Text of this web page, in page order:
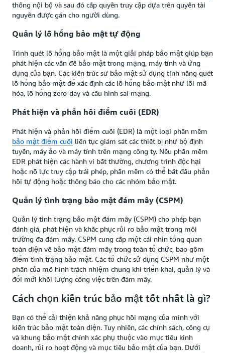
thống nội bộ và sau đó cấp quyền truy cập dựa trên quyền tài
nguyên được gán cho người dùng.
Quản lý lỗ hổng bảo mật tự động
Trình quét lỗ hổng bảo mật là một giải pháp bảo mật giúp bạn
phát hiện các vấn đề bảo mật trong mạng, máy tính và ứng
dụng của bạn. Các kiến trúc sư bảo mật sử dụng tính năng quét
lỗ hổng bảo mật để xác định các lỗ hổng bảo mật như lỗi mã
hóa, lỗ hổng zero-day và cấu hình sai mạng.
Phát hiện và phản hồi điểm cuối (EDR)
Phát hiện và phản hồi điểm cuối (EDR) là một loại phần mềm
bảo mật điểm cuối liên tục giám sát các thiết bị như bộ định
tuyến, máy ảo và máy tính trên mạng công ty. Nếu phần mềm
EDR phát hiện các hành vi bất thường, chương trình độc hại
hoặc nỗ lực truy cập trái phép, phần mềm có thể bắt đầu phản
hồi tự động hoặc thông báo cho các nhóm bảo mật.
Quản lý tình trạng bảo mật đám mây (CSPM)
Quản lý tình trạng bảo mật đám mây (CSPM) cho phép bạn
đánh giá, phát hiện và khắc phục rủi ro bảo mật trong môi
trường đa đám mây. CSPM cung cấp một cái nhìn tổng quan
toàn diện về bảo mật đám mây trong toàn tổ chức, bao gồm
điểm tình trạng bảo mật. Các tổ chức sử dụng CSPM như một
phần của mô hình trách nhiệm chung khi triển khai, quản lý và
đổi mới khối lượng công việc trên đám mây.
Cách chọn kiến trúc bảo mật tốt nhất là gì?
Bạn có thể cải thiện khả năng phục hồi mạng của mình với
kiến trúc bảo mật toàn diện. Tuy nhiên, các chính sách, công cụ
và khung bảo mật chính xác phụ thuộc vào mục tiêu kinh
doanh, rủi ro hoạt động và mục tiêu bảo mật của bạn. Dưới